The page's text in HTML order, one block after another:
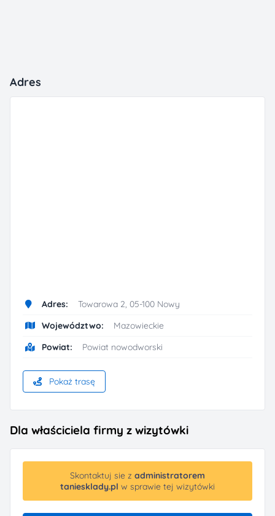
Adres
Adres:
Towarowa 2, 05-100 Nowy
Województwo:
Mazowieckie
Powiat:
Powiat nowodworski
Pokaż trasę
Dla właściciela firmy z wizytówki
Skontaktuj sie z administratorem
taniesklady.pl w sprawie tej wizytówki